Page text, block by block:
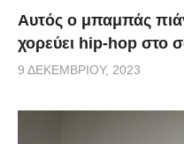
Αυτός ο μπαμπάς
χορεύει hip-hop στο
9 ΔΕΚΕΜΒΡΊΟΥ, 2023